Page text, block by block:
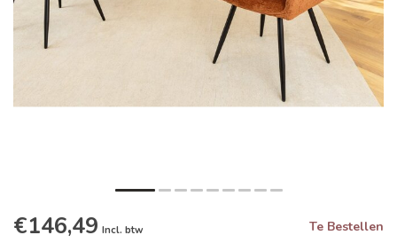
€146,49 Incl. btw Te Bestellen